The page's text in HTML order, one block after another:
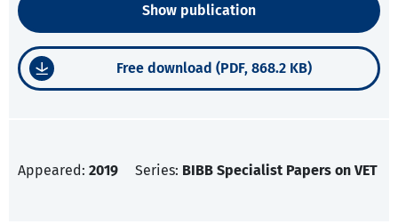
Show publication
Free download (PDF, 868.2 KB)
Appeared: 2019 Series: BIBB Specialist Papers on VET